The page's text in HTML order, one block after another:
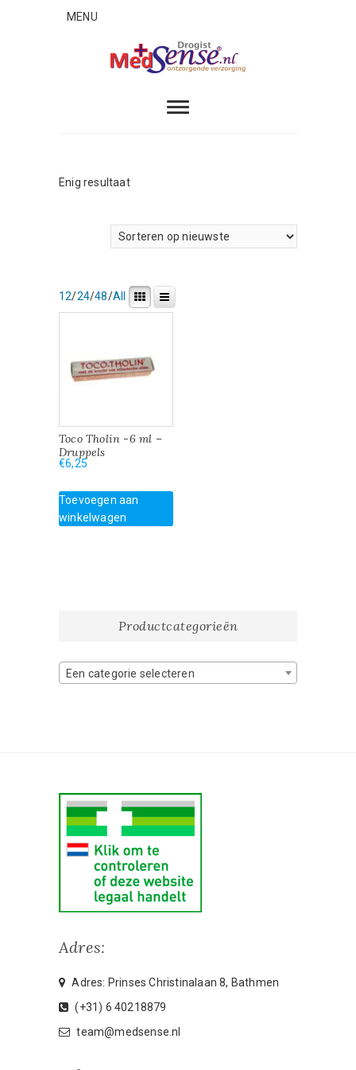
MENU
Enig resultaat
12/24/48/All
Toco Tholin -6 ml –
Druppels
€6,25
Toevoegen aan
winkelwagen
Productcategorieën
Een categorie selecteren
Adres:
Adres: Prinses Christinalaan 8, Bathmen
(+31) 6 40218879
team@medsense.nl